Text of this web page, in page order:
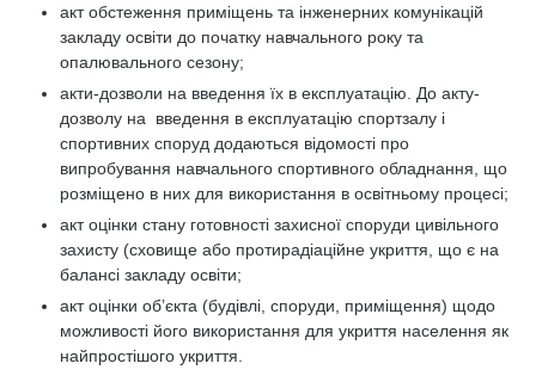
акт обстеження приміщень та інженерних комунікацій
закладу освіти до початку навчального року та
опалювального сезону;
акти-дозволи на введення їх в експлуатацію. До акту-
дозволу на введення в експлуатацію спортзалу і
спортивних споруд додаються відомості про
випробування навчального спортивного обладнання, що
розміщено в них для використання в освітньому процесі;
акт оцінки стану готовності захисної споруди цивільного
захисту (сховище або протирадіаційне укриття, що є на
балансі закладу освіти;
акт оцінки об’єкта (будівлі, споруди, приміщення) щодо
можливості його використання для укриття населення як
найпростішого укриття.